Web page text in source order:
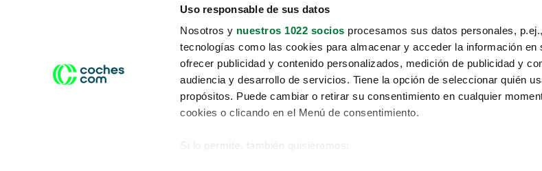
Uso responsable de sus datos
Nosotros y nuestros 1022 socios procesamos sus datos personales,
tecnologías como las cookies para almacenar y acceder la información en
ofrecer publicidad y contenido personalizados, medición de publicidad y
audiencia y desarrollo de servicios. Tiene la opción de seleccionar quién
propósitos. Puede cambiar o retirar su consentimiento en cualquier
cookies o clicando en el Menú de consentimiento.
Si lo permite, también quisiéramos:
Conduce tu futuro,
desata tu movilidad